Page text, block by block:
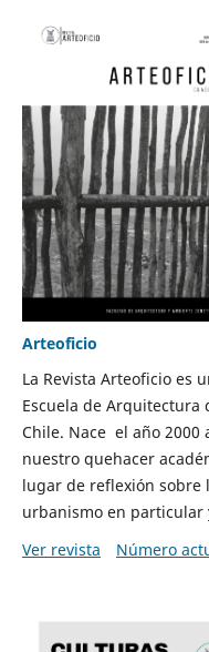
Arteoficio
La Revista Arteoficio es
Escuela de Arquitectura
Chile. Nace el año
nuestro quehacer
lugar de reflexión sobre
urbanismo en particular
Ver revista
Número